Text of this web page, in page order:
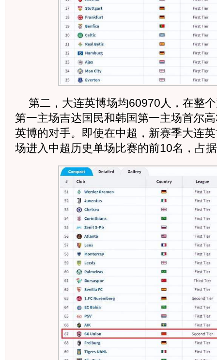
第二，大连英博场均60970人，在整
第一主场吉达国民和韩国第一主场首尔
英博的对手。即使在中超，新赛季大连
场进入中超历史单场比赛的前10名，占